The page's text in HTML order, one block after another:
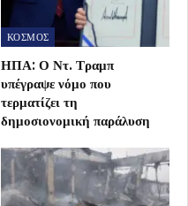
ΚΟΣΜΟΣ
ΗΠΑ: Ο Ντ. Τραμπ
υπέγραψε νόμο που
τερματίζει τη
δημοσιονομική παράλυση